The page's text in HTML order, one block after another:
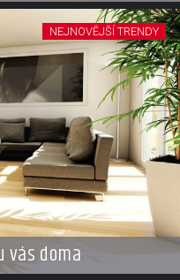
vás doma
NEJNOVĚJŠÍ TRENDY